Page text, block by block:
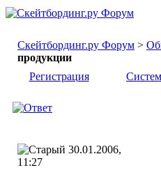
Скейтбординг.ру Форум >
продукции
Регистрация
30.01.2006,
11:27